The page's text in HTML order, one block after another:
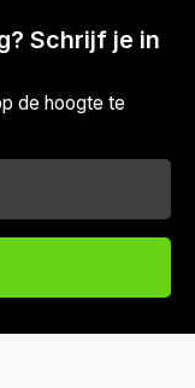
Schrijf je in
de hoogte te